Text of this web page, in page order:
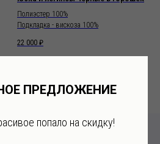
Полиэстер 100%
Подкладка - вискоза 100%
22 000 ₽
ПРЕДЛОЖЕНИЕ
попало на скидку!